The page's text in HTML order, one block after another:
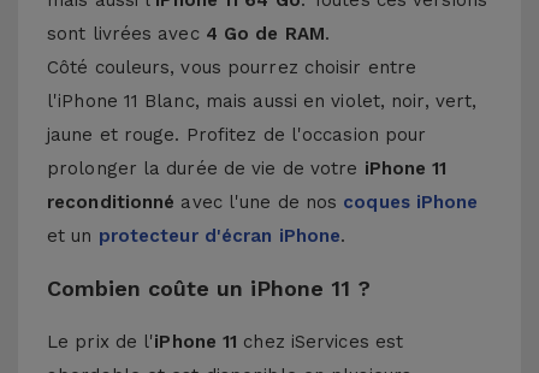
sont livrées avec 4 Go de RAM.
Côté couleurs, vous pourrez choisir entre
l'iPhone 11 Blanc, mais aussi en violet, noir, vert,
jaune et rouge. Profitez de l'occasion pour
prolonger la durée de vie de votre iPhone 11
reconditionné avec l'une de nos coques iPhone
et un protecteur d'écran iPhone.
Combien coûte un iPhone 11 ?
Le prix de l'iPhone 11 chez iServices est